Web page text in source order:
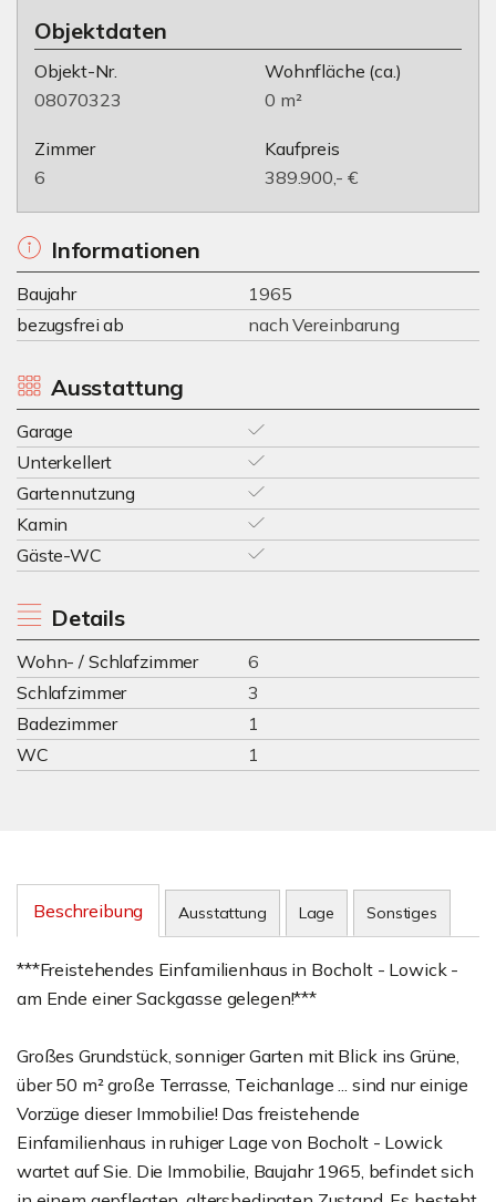
Objektdaten
Objekt-Nr.
08070323
Wohnfläche (ca.)
0 m²
Zimmer
6
Kaufpreis
389.900,- €
Informationen
Baujahr
1965
bezugsfrei ab
nach Vereinbarung
Ausstattung
Garage
Unterkellert
Gartennutzung
Kamin
Gäste-WC
Details
Wohn- / Schlafzimmer
6
Schlafzimmer
3
Badezimmer
1
WC
1
Beschreibung Ausstattung Lage Sonstiges
***Freistehendes Einfamilienhaus in Bocholt - Lowick -
am Ende einer Sackgasse gelegen!***
Großes Grundstück, sonniger Garten mit Blick ins Grüne,
über 50 m² große Terrasse, Teichanlage ... sind nur einige
Vorzüge dieser Immobilie! Das freistehende
Einfamilienhaus in ruhiger Lage von Bocholt - Lowick
wartet auf Sie. Die Immobilie, Baujahr 1965, befindet sich